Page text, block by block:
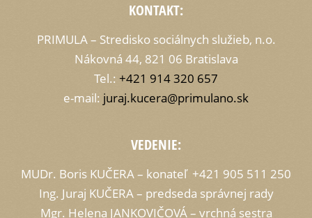
KONTAKT:
PRIMULA – Stredisko sociálnych služieb, n.o.
Nákovná 44, 821 06 Bratislava
Tel.: +421 914 320 657
e-mail: juraj.kucera@primulano.sk
VEDENIE:
MUDr. Boris KUČERA – konateľ +421 905 511 250
Ing. Juraj KUČERA – predseda správnej rady
Mgr. Helena JANKOVIČOVÁ – vrchná sestra